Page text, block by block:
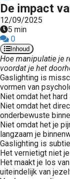
De impact
12/09/2025
5 min
0
Inhoud
Hoe manipulatie je
voordat je het
Gaslighting is
vormen van
Niet omdat het
Niet omdat het
onderbewuste
Niet omdat het je
langzaam je
Gaslighting is
Het vernietigt niet
Het maakt je los
uiteindelijk van
website-
van